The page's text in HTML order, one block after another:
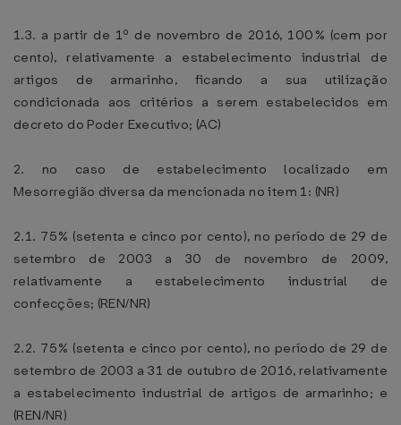
1.3. a partir de 1º de novembro de 2016, 100% (cem por
cento), relativamente a estabelecimento industrial de
artigos de armarinho, ficando a sua utilização
condicionada aos critérios a serem estabelecidos em
decreto do Poder Executivo; (AC)
2. no caso de estabelecimento localizado em
Mesorregião diversa da mencionada no item 1: (NR)
2.1. 75% (setenta e cinco por cento), no período de 29 de
setembro de 2003 a 30 de novembro de 2009,
relativamente a estabelecimento industrial de
confecções; (REN/NR)
2.2. 75% (setenta e cinco por cento), no período de 29 de
setembro de 2003 a 31 de outubro de 2016, relativamente
a estabelecimento industrial de artigos de armarinho; e
(REN/NR)